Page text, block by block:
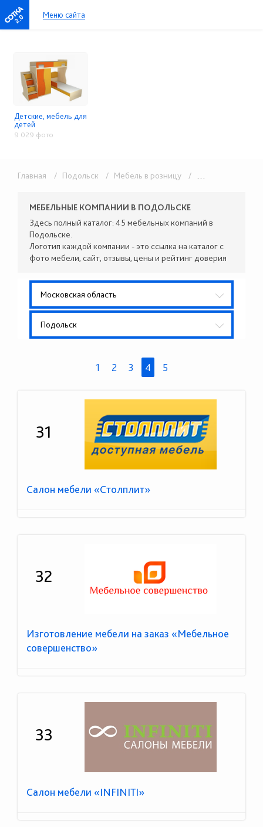
2.0 Меню сайта
Детские, мебель для
детей
9 029 фото
Главная / Подольск / Мебель в розницу / Детские, мебель для детей
МЕБЕЛЬНЫЕ КОМПАНИИ В ПОДОЛЬСКЕ
Здесь полный каталог: 45 мебельных компаний в
Подольске.
Логотип каждой компании - это ссылка на каталог с
фото мебели, сайт, отзывы, цены и рейтинг доверия
Московская область
Подольск
1 2 3 4 5
31
Салон мебели «Столплит»
32
Изготовление мебели на заказ «Мебельное
совершенство»
33
Салон мебели «INFINITI»